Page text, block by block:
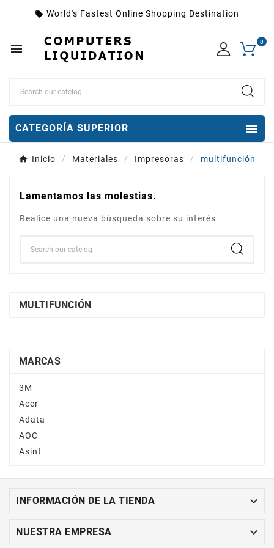
local_offer World's Fastest Online Shopping Destination
 0
CATEGORÍA SUPERIOR 
Inicio Materiales Impresoras multifunción
Lamentamos las molestias.
Realice una nueva búsqueda sobre su interés
MULTIFUNCIÓN
MARCAS
3M
Acer
Adata
AOC
Asint
INFORMACIÓN DE LA TIENDA 
NUESTRA EMPRESA 